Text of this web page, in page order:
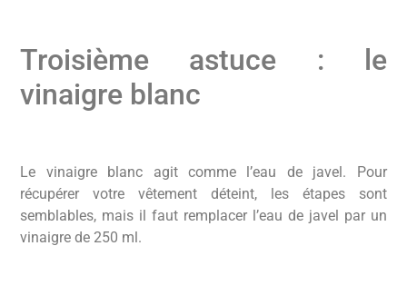
Troisième astuce : le
vinaigre blanc
Le vinaigre blanc agit comme l’eau de javel. Pour
récupérer votre vêtement déteint, les étapes sont
semblables, mais il faut remplacer l’eau de javel par un
vinaigre de 250 ml.